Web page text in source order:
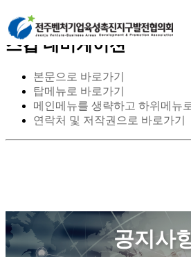
스킵 네비게이션
본문으로 바로가기
탑메뉴로 바로가기
메인메뉴를 생략하고 하위메뉴
연락처 및 저작권으로 바로가기
공지사